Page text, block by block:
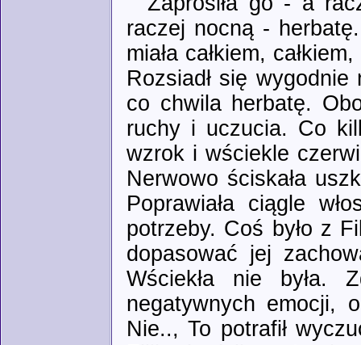
raczej nocną -
miała całkiem,
Rozsiadł się
co chwila herbatę.
ruchy i uczucia. Co
wzrok i wściekle
Nerwowo ściskała
Poprawiała ciągle
potrzeby. Coś było z
dopasować jej
Wściekła nie była.
negatywnych emocji,
Nie.., To potrafił